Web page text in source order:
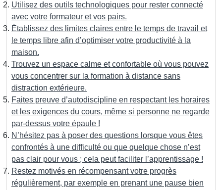
Utilisez des outils technologiques pour rester connecté
avec votre formateur et vos pairs.
Établissez des limites claires entre le temps de travail et
le temps libre afin d’optimiser votre productivité à la
maison.
Trouvez un espace calme et confortable où vous pouvez
vous concentrer sur la formation à distance sans
distraction extérieure.
Faites preuve d’autodiscipline en respectant les horaires
et les exigences du cours, même si personne ne regarde
par-dessus votre épaule !
N’hésitez pas à poser des questions lorsque vous êtes
confrontés à une difficulté ou que quelque chose n’est
pas clair pour vous ; cela peut faciliter l’apprentissage !
Restez motivés en récompensant votre progrès
régulièrement, par exemple en prenant une pause bien